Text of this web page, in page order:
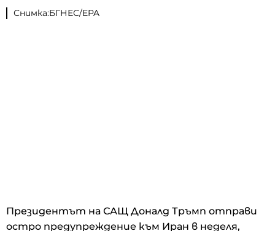
Снимка:БГНЕС/EPA
Президентът на САЩ Доналд Тръмп отправи
остро предупреждение към Иран в неделя,